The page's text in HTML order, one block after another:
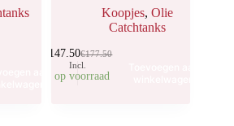
Koopjes, Olie
Catchtanks
€177.50
147.50
Incl.
3 op voorraad